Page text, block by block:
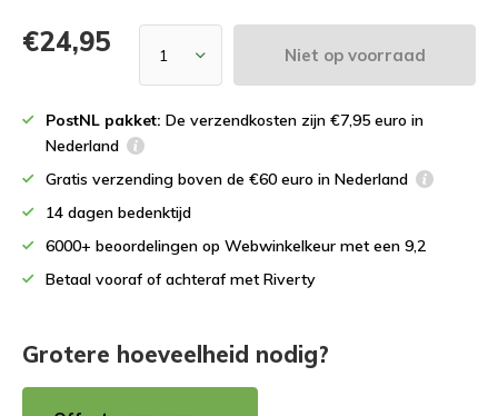
€24,95 Niet op voorraad
PostNL pakket: De verzendkosten zijn €7,95 euro in
Nederland
Gratis verzending boven de €60 euro in Nederland
14 dagen bedenktijd
6000+ beoordelingen op Webwinkelkeur met een 9,2
Betaal vooraf of achteraf met Riverty
Grotere hoeveelheid nodig?